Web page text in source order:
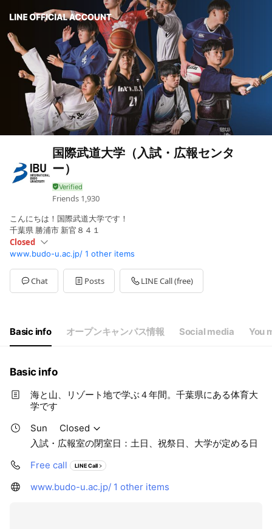
国際武道大学（入試・広報センタ
ー）
Friends 1,930
こんにちは！国際武道大学です！
千葉県 勝浦市 新官８４１
Closed
SunClosed
Mon09:00 - 17:00
Tue09:00 - 17:00
Wed09:00 - 17:00
Closed
入試・広報室の閉室日：土日、祝祭日、大学が定める日
www.budo-u.ac.jp/ 1 other items
Chat Posts LINE Call (free)
Basic info オープンキャンパス情報 Social media You
Basic info
海と山、リゾート地で学ぶ４年間。千葉県にある体育大
学です
Sun
Closed
入試・広報室の閉室日：土日、祝祭日、大学が定める日
Free call
LINE Call
www.budo-u.ac.jp/ 1 other items